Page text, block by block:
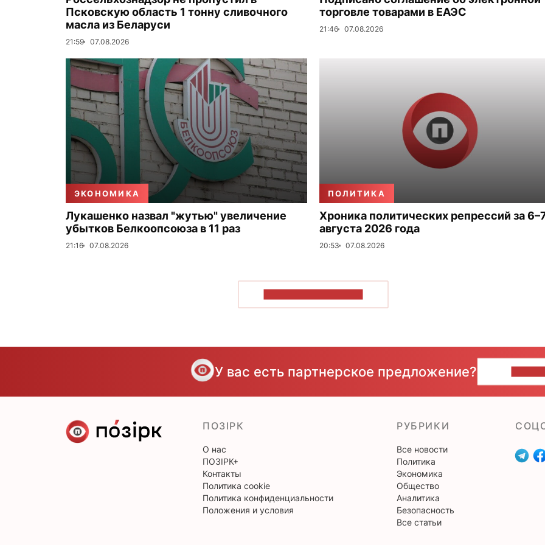
Псковскую область 1 тонну сливочного
масла из Беларуси
21:59 07.08.2026
торговле товарами в ЕАЭС
21:46 07.08.2026
ЭКОНОМИКА
Лукашенко назвал "жутью" увеличение
убытков Белкоопсоюза в 11 раз
21:16 07.08.2026
ПОЛИТИКА
Хроника политических репрессий за
августа 2026 года
20:53 07.08.2026
У вас есть партнерское предложение?
ПОЗІРК
О нас
ПОЗІРК+
Контакты
Политика cookie
Политика конфиденциальности
Положения и условия
РУБРИКИ
Все новости
Политика
Экономика
Общество
Аналитика
Безопасность
Все статьи